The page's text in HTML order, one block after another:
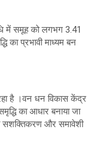
में समूह को लगभग 3.41
का प्रभावी माध्यम बन
है ।वन धन विकास केंद्र
का आधार बनाया जा
सशक्तिकरण और समावेशी